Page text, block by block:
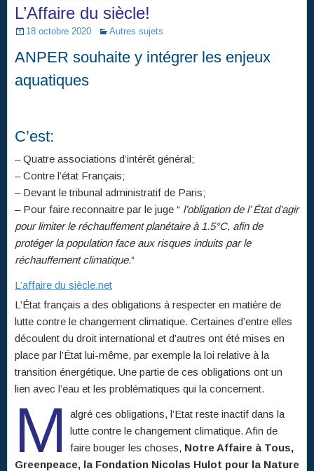
L’Affaire du siècle!
18 octobre 2020 Autres sujets
ANPER souhaite y intégrer les enjeux
aquatiques
C’est:
– Quatre associations d’intérêt général;
– Contre l’état Français;
– Devant le tribunal administratif de Paris;
– Pour faire reconnaitre par le juge “ l’obligation de l’ État d’agir
pour limiter le réchauffement planétaire à 1.5°C, afin de
protéger la population face aux risques induits par le
réchauffement climatique.“
L’affaire du siècle.net
L’État français a des obligations à respecter en matière de
lutte contre le changement climatique. Certaines d’entre elles
découlent du droit international et d’autres ont été mises en
place par l’État lui-même, par exemple la loi relative à la
transition énergétique. Une partie de ces obligations ont un
lien avec l’eau et les problématiques qui la concernent.
M
algré ces obligations, l’Etat reste inactif dans la
lutte contre le changement climatique. Afin de
faire bouger les choses, Notre Affaire à Tous,
Greenpeace, la Fondation Nicolas Hulot pour la Nature